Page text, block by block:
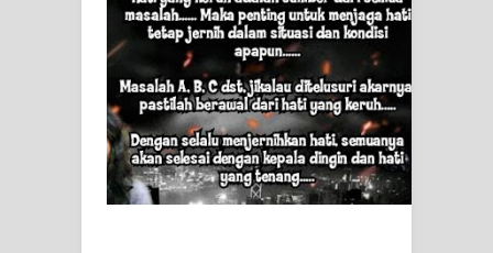
SAW?
Integritas amanah.
WAHDATUL WUJUD (IBNU ARABI)
DAN WAHDATUS SYUHUD (AHMAD